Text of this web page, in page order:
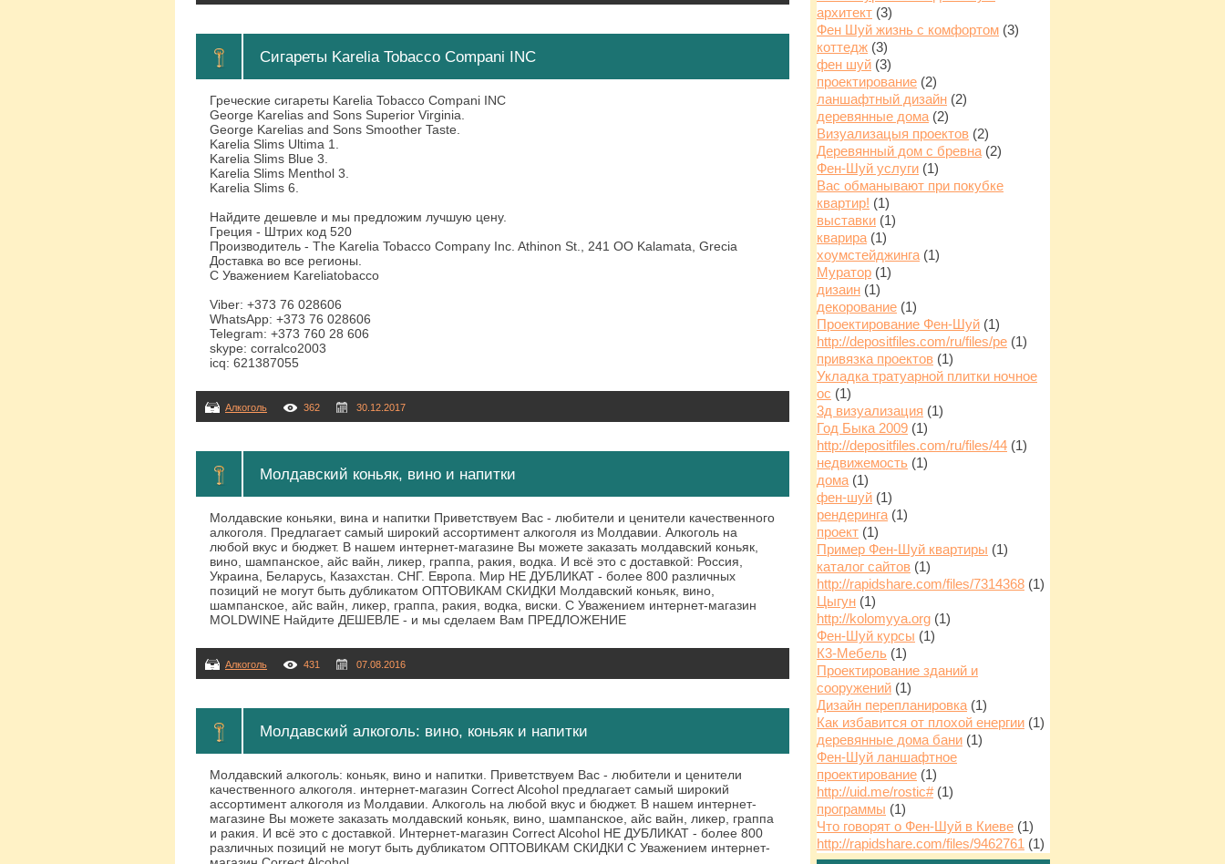
Сигареты Karelia Tobacco Compani INC
Греческие сигареты Karelia Tobacco Compani INC
George Karelias and Sons Superior Virginia.
George Karelias and Sons Smoother Taste.
Karelia Slims Ultima 1.
Karelia Slims Blue 3.
Karelia Slims Menthol 3.
Karelia Slims 6.
Найдите дешевле и мы предложим лучшую цену.
Греция - Штрих код 520
Производитель - The Karelia Tobacco Company Inc. Athinon St., 241 OO Kalamata, Grecia
Доставка во все регионы.
С Уважением Kareliatobacco
Viber: +373 76 028606
WhatsApp: +373 76 028606
Telegram: +373 760 28 606
skype: corralco2003
icq: 621387055
Алкоголь 362 30.12.2017
Молдавский коньяк, вино и напитки
Молдавские коньяки, вина и напитки Приветствуем Вас - любители и ценители качественного
алкоголя. Предлагает самый широкий ассортимент алкоголя из Молдавии. Алкоголь на
любой вкус и бюджет. В нашем интернет-магазине Вы можете заказать молдавский коньяк,
вино, шампанское, айс вайн, ликер, граппа, ракия, водка. И всё это с доставкой: Россия,
Украина, Беларусь, Казахстан. СНГ. Европа. Мир НЕ ДУБЛИКАТ - более 800 различных
позиций не могут быть дубликатом ОПТОВИКАМ СКИДКИ Молдавский коньяк, вино,
шампанское, айс вайн, ликер, граппа, ракия, водка, виски. С Уважением интернет-магазин
MOLDWINE Найдите ДЕШЕВЛЕ - и мы сделаем Вам ПРЕДЛОЖЕНИЕ
Алкоголь 431 07.08.2016
Молдавский алкоголь: вино, коньяк и напитки
Молдавский алкоголь: коньяк, вино и напитки. Приветствуем Вас - любители и ценители
качественного алкоголя. интернет-магазин Correct Alcohol предлагает самый широкий
ассортимент алкоголя из Молдавии. Алкоголь на любой вкус и бюджет. В нашем интернет-
магазине Вы можете заказать молдавский коньяк, вино, шампанское, айс вайн, ликер, граппа
и ракия. И всё это с доставкой. Интернет-магазин Correct Alcohol НЕ ДУБЛИКАТ - более 800
различных позиций не могут быть дубликатом ОПТОВИКАМ СКИДКИ С Уважением интернет-
архитект (3)
Фен Шуй жизнь с комфортом (3)
коттедж (3)
фен шуй (3)
проектирование (2)
ланшафтный дизайн (2)
деревянные дома (2)
Визуализацыя проектов (2)
Деревянный дом с бревна (2)
Фен-Шуй услуги (1)
Вас обманывают при покубке
квартир! (1)
выставки (1)
кварира (1)
хоумстейджинга (1)
Муратор (1)
дизаин (1)
декорование (1)
Проектирование Фен-Шуй (1)
http://depositfiles.com/ru/files/pe (1)
привязка проектов (1)
Укладка тратуарной плитки ночное
ос (1)
3д визуализация (1)
Год Быка 2009 (1)
http://depositfiles.com/ru/files/44 (1)
недвижемость (1)
дома (1)
фен-шуй (1)
рендеринга (1)
проект (1)
Пример Фен-Шуй квартиры (1)
каталог сайтов (1)
http://rapidshare.com/files/7314368 (1)
Цыгун (1)
http://kolomyya.org (1)
Фен-Шуй курсы (1)
К3-Мебель (1)
Проектирование зданий и
сооружений (1)
Дизайн перепланировка (1)
Как избавится от плохой енергии (1)
деревянные дома бани (1)
Фен-Шуй ланшафтное
проектирование (1)
http://uid.me/rostic#(1)
программы (1)
Что говорят о Фен-Шуй в Киеве (1)
http://rapidshare.com/files/9462761 (1)